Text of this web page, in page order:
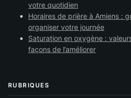
votre quotidien
Horaires de prière à Amiens :
organiser votre journée
Saturation en oxygène :
façons de l’améliorer
RUBRIQUES